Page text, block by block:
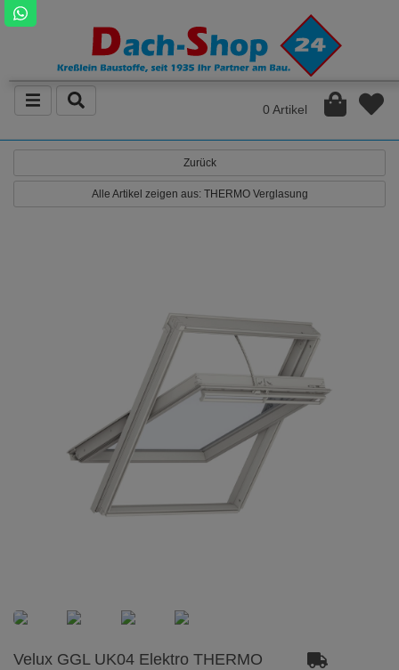
0 Artikel
Zurück
Alle Artikel zeigen aus: THERMO Verglasung
Velux GGL UK04 Elektro THERMO